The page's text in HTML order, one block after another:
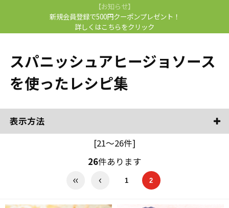
【お知らせ】
新規会員登録で500円クーポンプレゼント！
詳しくはこちらをクリック
スパニッシュアヒージョソース
を使ったレシピ集
表示方法
[21～26件]
26件あります
1 2